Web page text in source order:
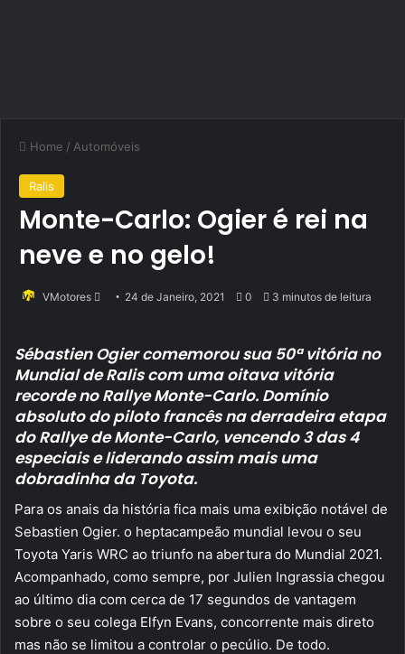
Home / Automóveis
Ralis
Monte-Carlo: Ogier é rei na
neve e no gelo!
VMotores
Send 24 de Janeiro, 2021 0 3 minutos de leitura
Sébastien Ogier comemorou sua 50ª vitória no
Mundial de Ralis com uma oitava vitória
recorde no Rallye Monte-Carlo. Domínio
absoluto do piloto francês na derradeira etapa
do Rallye de Monte-Carlo, vencendo 3 das 4
especiais e liderando assim mais uma
dobradinha da Toyota.
Para os anais da história fica mais uma exibição notável de
Sebastien Ogier. o heptacampeão mundial levou o seu
Toyota Yaris WRC ao triunfo na abertura do Mundial 2021.
Acompanhado, como sempre, por Julien Ingrassia chegou
ao último dia com cerca de 17 segundos de vantagem
sobre o seu colega Elfyn Evans, concorrente mais direto
mas não se limitou a controlar o pecúlio. De todo.